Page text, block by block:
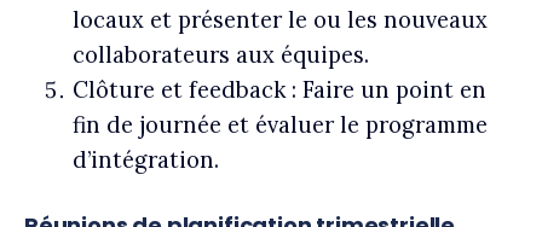
locaux et présenter le ou les nouveaux
collaborateurs aux équipes.
Clôture et feedback : Faire un point en
fin de journée et évaluer le programme
d’intégration.